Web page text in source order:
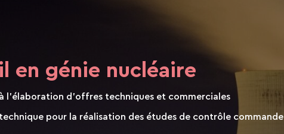
en génie nucléaire
l’élaboration d’offres techniques et commerciales
pour la réalisation des études de contrôle commande